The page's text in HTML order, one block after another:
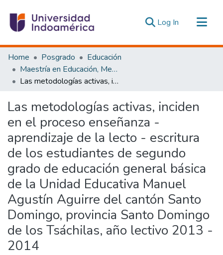
Log In (current)
Communities & Collections
All of DSpace
Statistics
Home Posgrado
Educación
Maestría en Educación, Mención Innovación y Liderazgo Educativo
Las metodologías activas, inciden en el proceso enseñanza - aprendizaje de la lecto - escritura de los estudiantes de segundo grado de educación general básica de la Unidad Educativa Manuel Agustín Aguirre del cantón Santo Domingo, provincia Santo Domingo de los Tsáchilas, año lectivo 2013 - 2014
Las metodologías activas, inciden
en el proceso enseñanza -
aprendizaje de la lecto - escritura
de los estudiantes de segundo
grado de educación general básica
de la Unidad Educativa Manuel
Agustín Aguirre del cantón Santo
Domingo, provincia Santo Domingo
de los Tsáchilas, año lectivo 2013 -
2014